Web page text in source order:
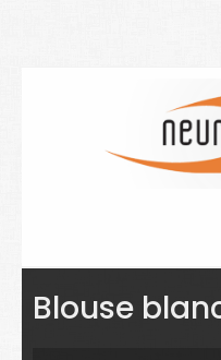
Actualités
Blouse